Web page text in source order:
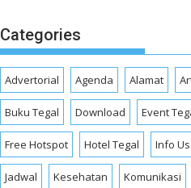
Categories
Advertorial Agenda Alamat
Buku Tegal Download Event
Free Hotspot Hotel Tegal Info
Jadwal Kesehatan Komunikasi